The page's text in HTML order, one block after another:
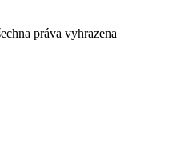
práva vyhrazena